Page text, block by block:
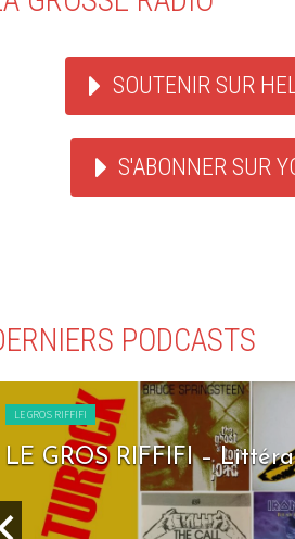
SOUTENIR SUR
S'ABONNER SUR
PODCASTS
LE GROS RIFFIFI
LE GROS RIFFIFI – Seven